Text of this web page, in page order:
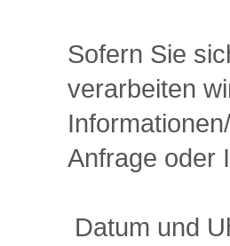
Sofern Sie
verarbeiten
Anfrage oder
 Datum und